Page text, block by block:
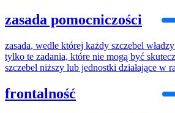
zasada pomocniczości
zasada, wedle której każdy szczebel
tylko te zadania, które nie mogą być
szczebel niższy lub jednostki działające w
frontalność